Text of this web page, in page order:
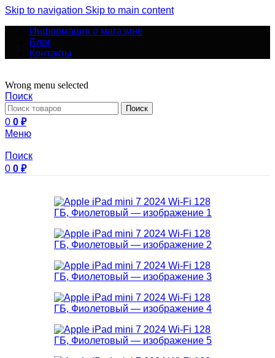
Skip to navigation Skip to main content
Информация о магазине
Блог
Контакты
Wrong menu selected
Поиск
Поиск
0 0 ₽
Меню
Поиск
0 0 ₽